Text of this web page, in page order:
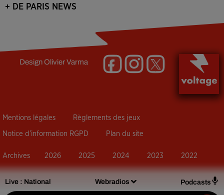
Live : National Webradios Podcasts
+ DE PARIS NEWS
DesignOlivier Varma
Mentions légales Règlements des jeux
Notice d’information RGPD Plan du site
Archives 2026 2025 2024 2023 2022